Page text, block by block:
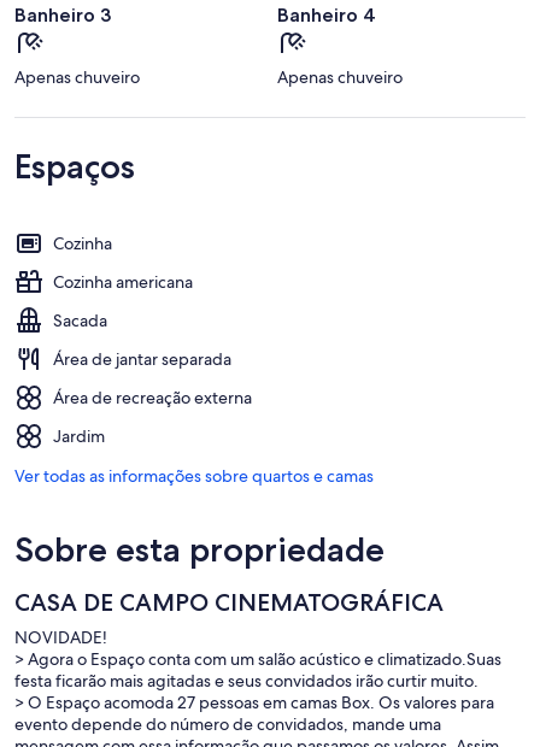
Banheiro 3
Apenas chuveiro
Banheiro 4
Apenas chuveiro
Espaços
Cozinha
Cozinha americana
Sacada
Área de jantar separada
Área de recreação externa
Jardim
Ver todas as informações sobre quartos e camas
Sobre esta propriedade
CASA DE CAMPO CINEMATOGRÁFICA
NOVIDADE!
> Agora o Espaço conta com um salão acústico e climatizado.Suas
festa ficarão mais agitadas e seus convidados irão curtir muito.
> O Espaço acomoda 27 pessoas em camas Box. Os valores para
evento depende do número de convidados, mande uma